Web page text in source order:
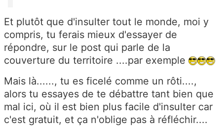
Et plutôt que d'insulter tout le monde, moi y
compris, tu ferais mieux d'essayer de
répondre, sur le post qui parle de la
couverture du territoire ....par exemple
Mais là......, tu es ficelé comme un rôti....,
alors tu essayes de te débattre tant bien que
mal ici, où il est bien plus facile d'insulter car
c'est gratuit, et ça n'oblige pas à réfléchir....